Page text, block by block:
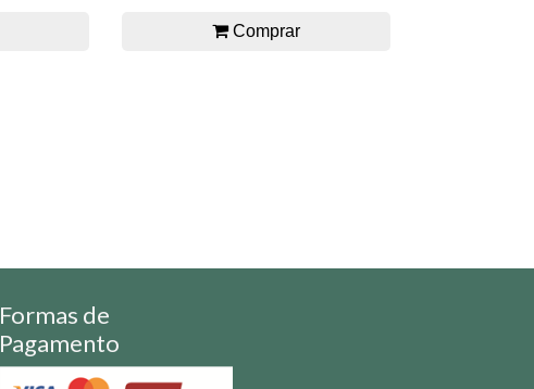
Comprar
Formas de
Pagamento